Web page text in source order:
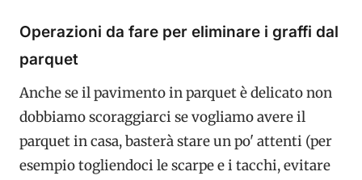
Operazioni da fare per eliminare i graffi dal
parquet
Anche se il pavimento in parquet è delicato non
dobbiamo scoraggiarci se vogliamo avere il
parquet in casa, basterà stare un po' attenti (per
esempio togliendoci le scarpe e i tacchi, evitare